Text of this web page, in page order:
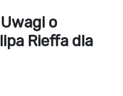
o
Rieffa dla